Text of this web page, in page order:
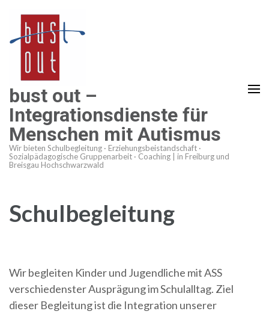
Inhalt
springen
(Enter
drücken)
bust out –
Integrationsdienste für
Menschen mit Autismus
Wir bieten Schulbegleitung · Erziehungsbeistandschaft ·
Sozialpädagogische Gruppenarbeit · Coaching | in Freiburg und
Breisgau Hochschwarzwald
Schulbegleitung
Wir begleiten Kinder und Jugendliche mit ASS
verschiedenster Ausprägung im Schulalltag. Ziel
dieser Begleitung ist die Integration unserer